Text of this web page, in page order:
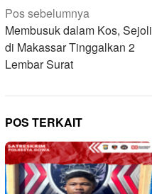
Navigasi
pos
Pos sebelumnya
Membusuk dalam Kos, Sejoli
di Makassar Tinggalkan 2
Lembar Surat
POS TERKAIT